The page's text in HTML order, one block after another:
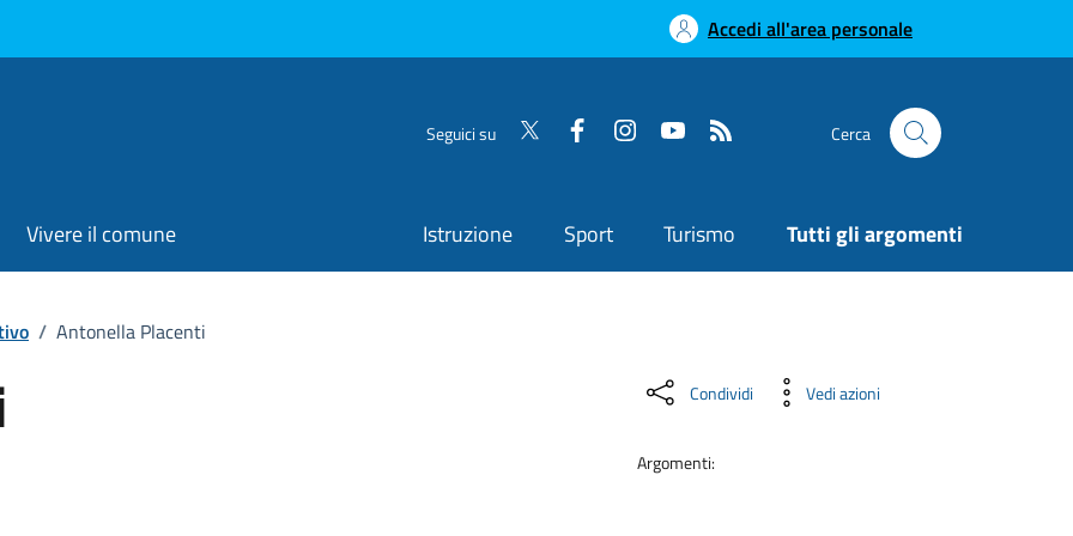
Accedi all'area personale
Seguici su Cerca
Vivere il comune Istruzione Sport Turismo Tutti gli argomenti
/ Antonella Placenti
Condividi Vedi azioni
Argomenti: